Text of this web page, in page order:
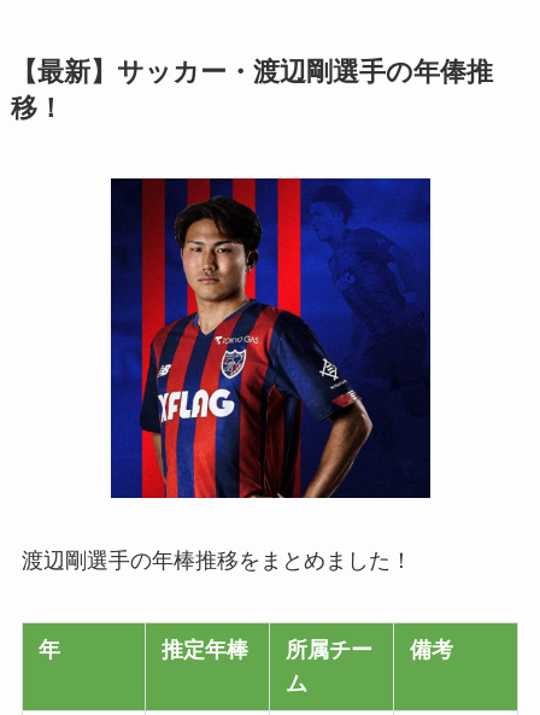
【最新】サッカー・渡辺剛選手の年俸推
移！
渡辺剛選手の年棒推移をまとめました！
年 推定年棒
所属チー
ム
備考